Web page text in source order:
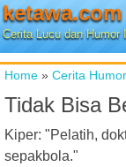
ketawa.com
Cerita Lucu dan Humor
Home » Cerita
Tidak Bisa
Kiper: "Pelatih,
sepakbola."